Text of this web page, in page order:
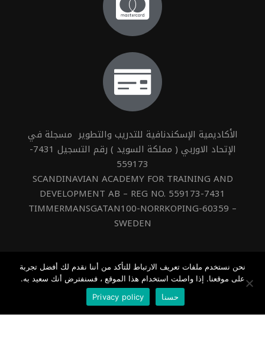
الأكاديمية الإسكندنافية للتدريب والتطوير مسجلة في
الإتحاد الاوربي ( مملكة السويد ) رقم التسجيل 7431-
559173
SCANDINAVIAN ACADEMY FOR TRAINING AND
DEVELOPMENT AB – REG NO. 559173-7431
TIMMERMANSGATAN100-NORRKOPING-60359 –
SWEDEN
Made With Dimofinf
نحن نستخدم ملفات تعريف الارتباط للتأكد من أننا نقدم لك أفضل تجربة
على موقعنا. إذا واصلت استخدام هذا الموقع ، فسنفترض أنك سعيد به.
حسنا
Privacy policy